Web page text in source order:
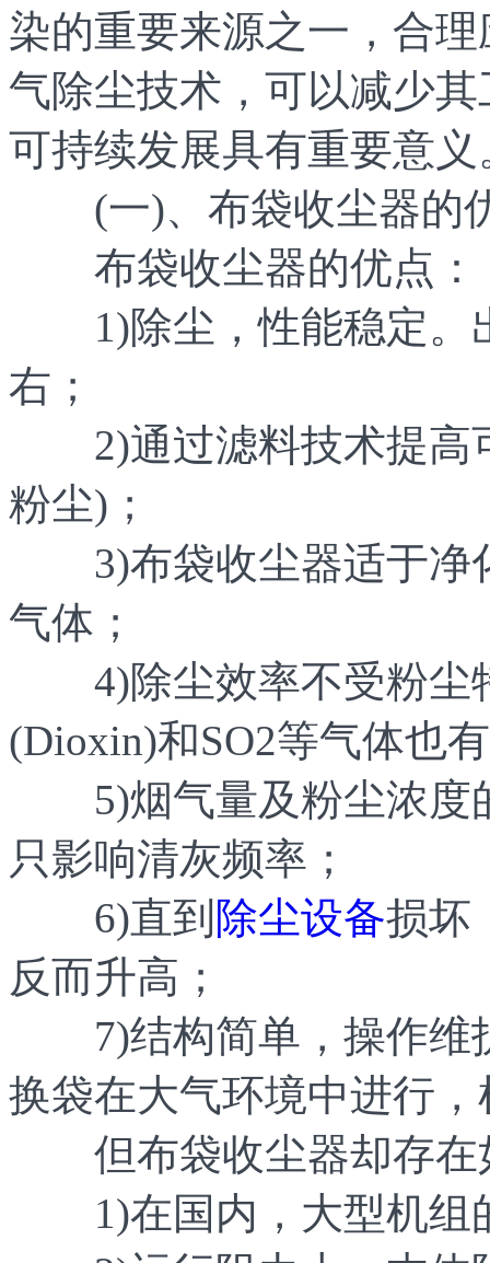
染的重要来源之一，合
气除尘技术，可以减少
可持续发展具有重要意义
(一)、布袋收尘器的
布袋收尘器的优点：
1)除尘，性能稳定。
右；
2)通过滤料技术提高
粉尘)；
3)布袋收尘器适于净
气体；
4)除尘效率不受粉尘
(Dioxin)和SO2等气体也
5)烟气量及粉尘浓度
只影响清灰频率；
6)直到 除尘设备损坏
反而升高；
7)结构简单，操作维
换袋在大气环境中进行
但布袋收尘器却存在
1)在国内，大型机组